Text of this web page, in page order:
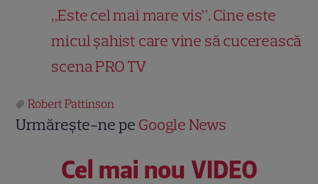
„Este cel mai mare vis”. Cine este
micul șahist care vine să cucerească
scena PRO TV
Robert Pattinson
Urmărește-ne pe Google News
Cel mai nou VIDEO